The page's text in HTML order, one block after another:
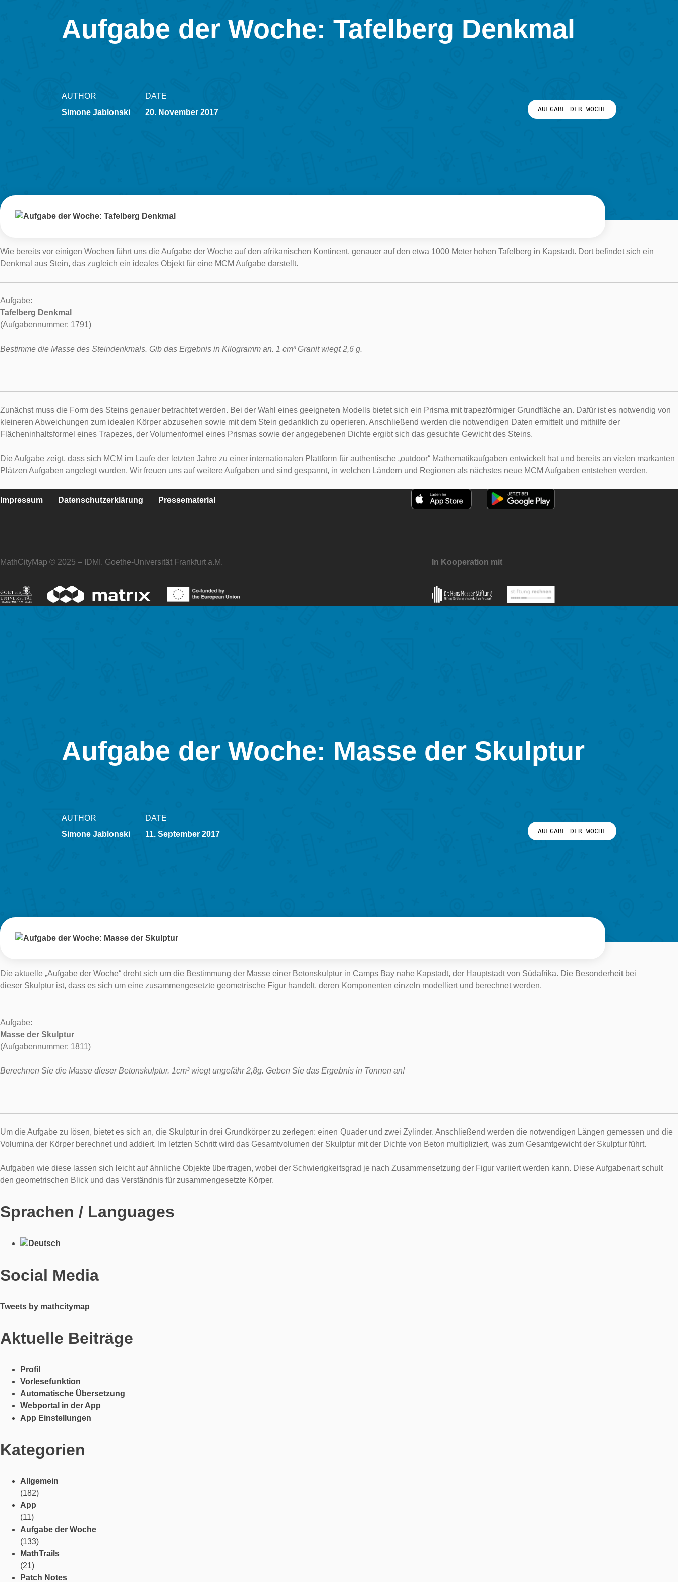
Aufgabe der Woche: Tafelberg Denkmal
AUTHOR
Simone Jablonski
DATE
20. November 2017
AUFGABE DER WOCHE
Wie bereits vor einigen Wochen führt uns die Aufgabe der Woche auf den afrikanischen Kontinent, genauer auf den etwa 1000 Meter hohen Tafelberg in Kapstadt. Dort befindet sich ein
Denkmal aus Stein, das zugleich ein ideales Objekt für eine MCM Aufgabe darstellt.
Aufgabe:
Tafelberg Denkmal
(Aufgabennummer: 1791)
Bestimme die Masse des Steindenkmals. Gib das Ergebnis in Kilogramm an. 1 cm³ Granit wiegt 2,6 g.
Zunächst muss die Form des Steins genauer betrachtet werden. Bei der Wahl eines geeigneten Modells bietet sich ein Prisma mit trapezförmiger Grundfläche an. Dafür ist es notwendig von
kleineren Abweichungen zum idealen Körper abzusehen sowie mit dem Stein gedanklich zu operieren. Anschließend werden die notwendigen Daten ermittelt und mithilfe der
Flächeninhaltsformel eines Trapezes, der Volumenformel eines Prismas sowie der angegebenen Dichte ergibt sich das gesuchte Gewicht des Steins.
Die Aufgabe zeigt, dass sich MCM im Laufe der letzten Jahre zu einer internationalen Plattform für authentische „outdoor“ Mathematikaufgaben entwickelt hat und bereits an vielen markanten
Plätzen Aufgaben angelegt wurden. Wir freuen uns auf weitere Aufgaben und sind gespannt, in welchen Ländern und Regionen als nächstes neue MCM Aufgaben entstehen werden.
Impressum Datenschutzerklärung Pressematerial
MathCityMap © 2025 – IDMI, Goethe-Universität Frankfurt a.M. In Kooperation mit
Aufgabe der Woche: Masse der Skulptur
AUTHOR
Simone Jablonski
DATE
11. September 2017
AUFGABE DER WOCHE
Die aktuelle „Aufgabe der Woche“ dreht sich um die Bestimmung der Masse einer Betonskulptur in Camps Bay nahe Kapstadt, der Hauptstadt von Südafrika. Die Besonderheit bei
dieser Skulptur ist, dass es sich um eine zusammengesetzte geometrische Figur handelt, deren Komponenten einzeln modelliert und berechnet werden.
Aufgabe:
Masse der Skulptur
(Aufgabennummer: 1811)
Berechnen Sie die Masse dieser Betonskulptur. 1cm³ wiegt ungefähr 2,8g. Geben Sie das Ergebnis in Tonnen an!
Um die Aufgabe zu lösen, bietet es sich an, die Skulptur in drei Grundkörper zu zerlegen: einen Quader und zwei Zylinder. Anschließend werden die notwendigen Längen gemessen und die
Volumina der Körper berechnet und addiert. Im letzten Schritt wird das Gesamtvolumen der Skulptur mit der Dichte von Beton multipliziert, was zum Gesamtgewicht der Skulptur führt.
Aufgaben wie diese lassen sich leicht auf ähnliche Objekte übertragen, wobei der Schwierigkeitsgrad je nach Zusammensetzung der Figur variiert werden kann. Diese Aufgabenart schult
den geometrischen Blick und das Verständnis für zusammengesetzte Körper.
Sprachen / Languages
Social Media
Tweets by mathcitymap
Aktuelle Beiträge
Profil
Vorlesefunktion
Automatische Übersetzung
Webportal in der App
App Einstellungen
Kategorien
Allgemein
(182)
App
(11)
Aufgabe der Woche
(133)
MathTrails
(21)
Patch Notes